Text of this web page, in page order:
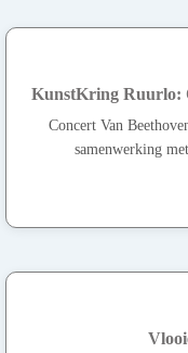
KunstKring Ruurlo:
Concert Van
samenwerking